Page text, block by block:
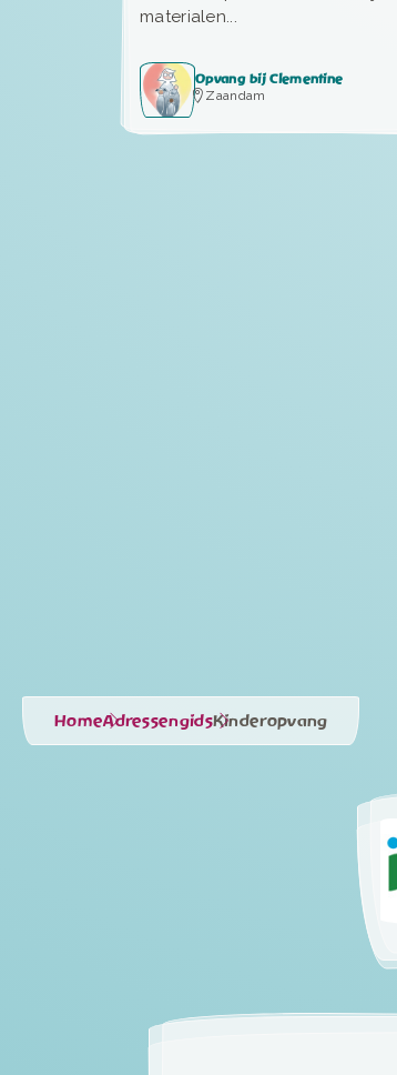
materialen...
Opvang bij Clementine
Zaandam
HomeAdressengidsKinderopvang